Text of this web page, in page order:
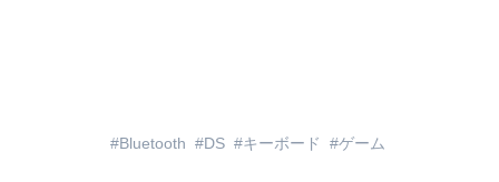
Bluetooth DS キーボード ゲーム